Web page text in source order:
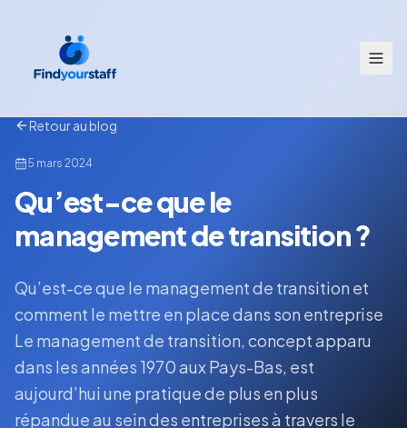
Retour au blog
5 mars 2024
Qu’est-ce que le
management de transition ?
Qu’est-ce que le management de transition et
comment le mettre en place dans son entreprise
Le management de transition, concept apparu
dans les années 1970 aux Pays-Bas, est
aujourd’hui une pratique de plus en plus
répandue au sein des entreprises à travers le